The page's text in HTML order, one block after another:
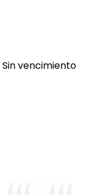
vencimiento